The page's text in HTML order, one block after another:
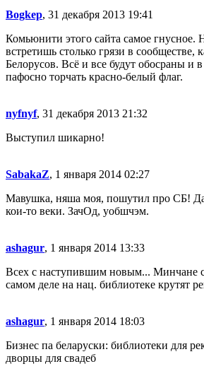
Bogkep, 31 декабря 2013 19:41
Комьюнити этого сайта самое гнусное.
встретишь столько грязи в сообществе,
Белорусов. Всё и все будут обосраны и в
пафосно торчать красно-белый флаг.
nyfnyf, 31 декабря 2013 21:32
Выступил шикарно!
SabakaZ, 1 января 2014 02:27
Мавушка, няша моя, пошутил про СБ!
кои-то веки. ЗачОд, уобшчэм.
ashagur, 1 января 2014 13:33
Всех с наступившим новым... Минчане
самом деле на нац. библиотеке крутят
ashagur, 1 января 2014 18:03
Бизнес па беларуски: библиотеки для
дворцы для свадеб